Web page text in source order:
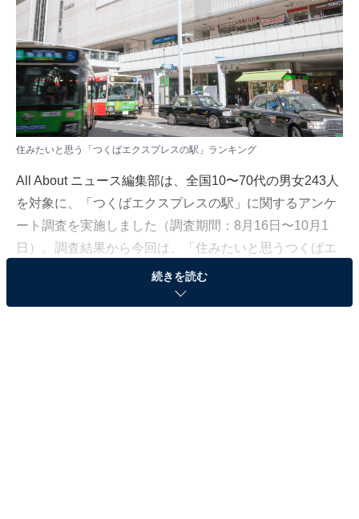
住みたいと思う「つくばエクスプレスの駅」ランキング
All About ニュース編集部は、全国10〜70代の男女243人
を対象に、「つくばエクスプレスの駅」に関するアンケ
ート調査を実施しました（調査期間：8月16日〜10月1
日）。調査結果から今回は、「住みたいと思うつくばエ
クスプレスの駅」ランキングを発表します。
続きを読む